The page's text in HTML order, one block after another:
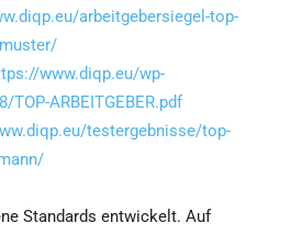
arbeitgebersiegel-top-
www.diqp.eu/wp-
ARBEITGEBER.pdf
testergebnisse/top-
Standards entwickelt. Auf